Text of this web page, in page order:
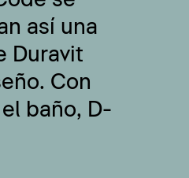
así una
Duravit
Con
baño, D-